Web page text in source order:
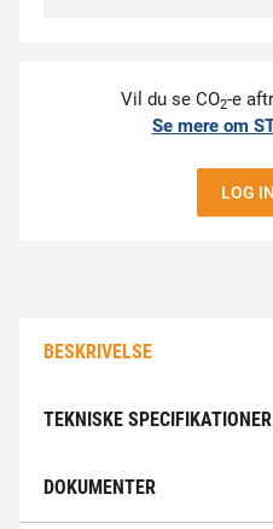
Vil du se CO2-e
Se mere om
LOG
BESKRIVELSE
TEKNISKE SPECIFIKATIONER
DOKUMENTER